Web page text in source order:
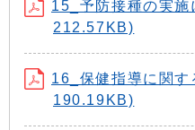
15_予防接種の実施
212.57KB)
16_保健指導に関す
190.19KB)